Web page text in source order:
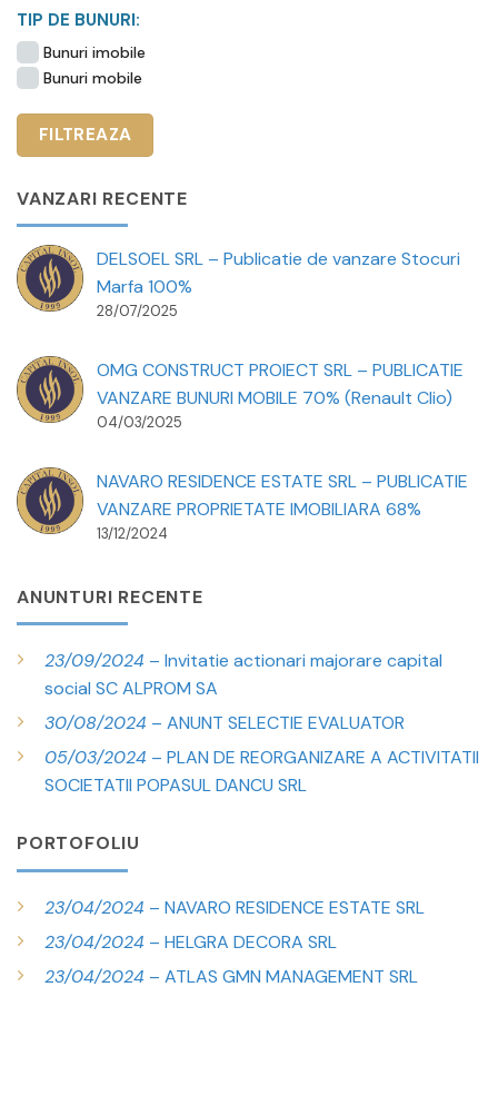
TIP DE BUNURI:
Bunuri imobile
Bunuri mobile
VANZARI RECENTE
DELSOEL SRL – Publicatie de vanzare Stocuri
Marfa 100%
28/07/2025
OMG CONSTRUCT PROIECT SRL – PUBLICATIE
VANZARE BUNURI MOBILE 70% (Renault Clio)
04/03/2025
NAVARO RESIDENCE ESTATE SRL – PUBLICATIE
VANZARE PROPRIETATE IMOBILIARA 68%
13/12/2024
ANUNTURI RECENTE
23/09/2024 – Invitatie actionari majorare capital
social SC ALPROM SA
30/08/2024 – ANUNT SELECTIE EVALUATOR
05/03/2024 – PLAN DE REORGANIZARE A ACTIVITATII
SOCIETATII POPASUL DANCU SRL
PORTOFOLIU
23/04/2024 – NAVARO RESIDENCE ESTATE SRL
23/04/2024 – HELGRA DECORA SRL
23/04/2024 – ATLAS GMN MANAGEMENT SRL